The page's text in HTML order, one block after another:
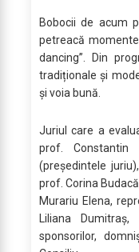
Bobocii de acum
petreacă
dancing”. Din
tradiționale și
și voia bună.
Juriul care a
prof. Constantin
(președintele
prof. Corina
Murariu Elena,
Liliana
sponsorilor,